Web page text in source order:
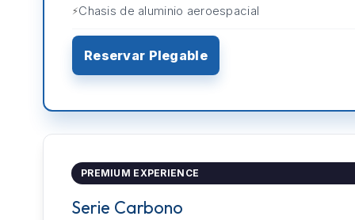
Chasis de aluminio aeroespacial
Reservar Plegable
PREMIUM EXPERIENCE
Serie Carbono